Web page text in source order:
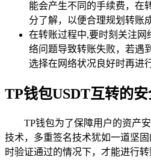
能会产生不同的手续费，在
分了解，以便合理规划转账
在转账过程中,要时刻关注网
络问题导致转账失败，若遇
选择在网络状况良好时再进
TP钱包USDT互转的
TP钱包为了保障用户的资产
技术，多重签名技术犹如一道坚
时验证通过的情况下，才能进行